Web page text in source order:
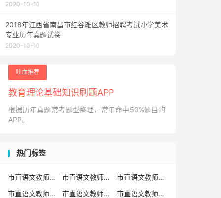
2020-10-10
2018年江西省南昌市红谷滩区教师招聘考试小学美术
专业历年真题试卷
2020-10-10
吐血推荐
教育理论基础知识刷题APP
根据历年真题常考题型整理，常年命中50%题目的
APP。
热门标签
市直语文教师招聘 市直语文教师招聘考试真题
市直语文教师招聘考试真题卷
市直语文教师编制考试真题
市直语文教师编制考试真题卷
市直语文教师考试